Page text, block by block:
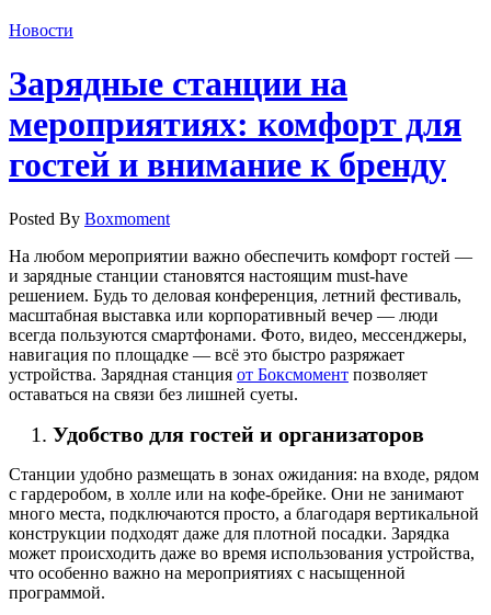
Новости
Зарядные станции на
мероприятиях: комфорт для
гостей и внимание к бренду
Posted By Boxmoment
На любом мероприятии важно обеспечить комфорт гостей —
и зарядные станции становятся настоящим must-have
решением. Будь то деловая конференция, летний фестиваль,
масштабная выставка или корпоративный вечер — люди
всегда пользуются смартфонами. Фото, видео, мессенджеры,
навигация по площадке — всё это быстро разряжает
устройства. Зарядная станция от Боксмомент позволяет
оставаться на связи без лишней суеты.
Удобство для гостей и организаторов
Станции удобно размещать в зонах ожидания: на входе, рядом
с гардеробом, в холле или на кофе-брейке. Они не занимают
много места, подключаются просто, а благодаря вертикальной
конструкции подходят даже для плотной посадки. Зарядка
может происходить даже во время использования устройства,
что особенно важно на мероприятиях с насыщенной
программой.